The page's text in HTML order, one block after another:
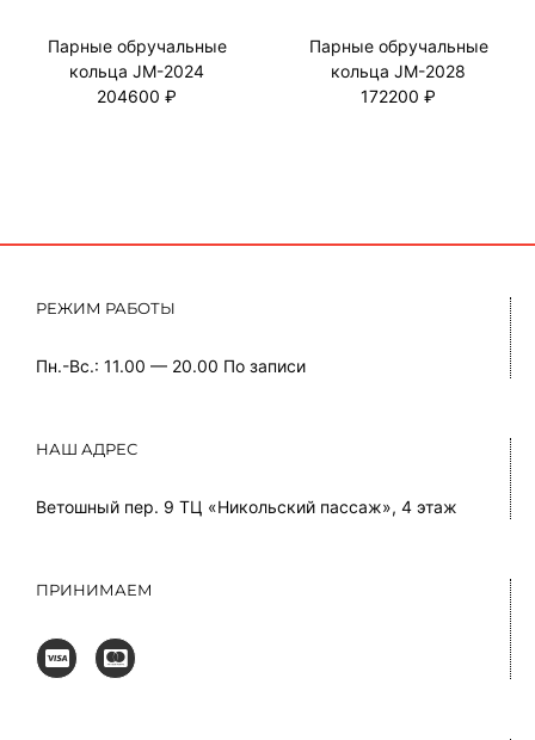
Парные обручальные
кольца JM-2024
204600 ₽
Парные обручальные
кольца JM-2028
172200 ₽
РЕЖИМ РАБОТЫ
Пн.-Вс.: 11.00 — 20.00 По записи
НАШ АДРЕС
Ветошный пер. 9 ТЦ «Никольский пассаж», 4 этаж
ПРИНИМАЕМ